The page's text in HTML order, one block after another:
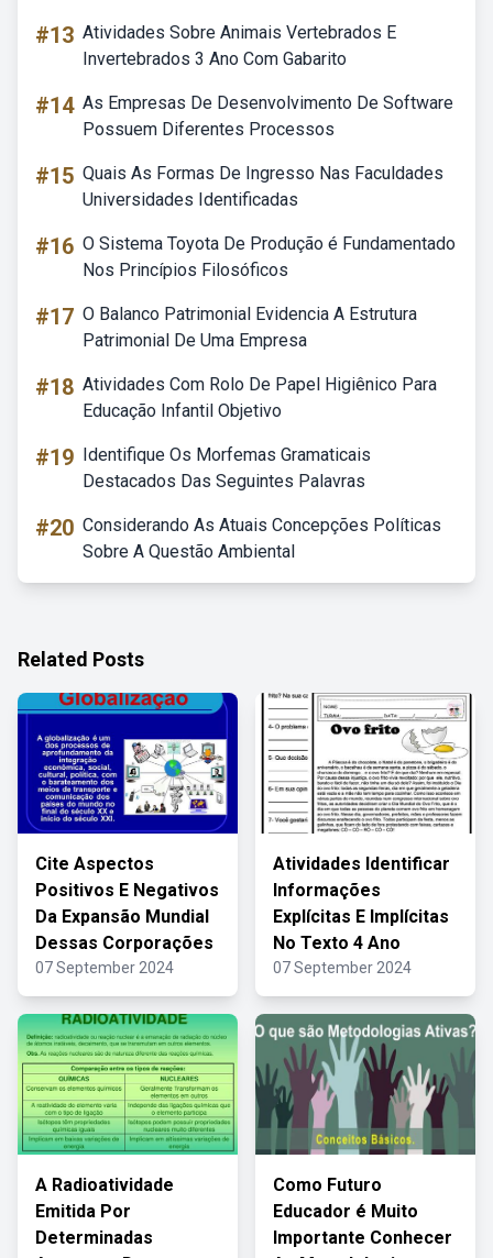
#13 Atividades Sobre Animais Vertebrados E
Invertebrados 3 Ano Com Gabarito
#14 As Empresas De Desenvolvimento De Software
Possuem Diferentes Processos
#15 Quais As Formas De Ingresso Nas Faculdades
Universidades Identificadas
#16 O Sistema Toyota De Produção é Fundamentado
Nos Princípios Filosóficos
#17 O Balanco Patrimonial Evidencia A Estrutura
Patrimonial De Uma Empresa
#18 Atividades Com Rolo De Papel Higiênico Para
Educação Infantil Objetivo
#19 Identifique Os Morfemas Gramaticais
Destacados Das Seguintes Palavras
#20 Considerando As Atuais Concepções Políticas
Sobre A Questão Ambiental
Related Posts
Cite Aspectos
Positivos E Negativos
Da Expansão Mundial
Dessas Corporações
07 September 2024
Atividades Identificar
Informações
Explícitas E Implícitas
No Texto 4 Ano
07 September 2024
A Radioatividade
Emitida Por
Determinadas
Como Futuro
Educador é Muito
Importante Conhecer